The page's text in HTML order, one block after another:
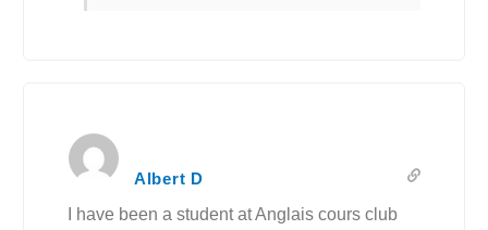
Albert D
I have been a student at Anglais cours club